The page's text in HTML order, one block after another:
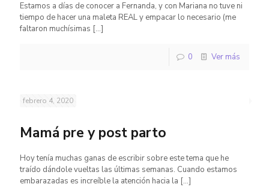
Estamos a días de conocer a Fernanda, y con Mariana no tuve ni
tiempo de hacer una maleta REAL y empacar lo necesario (me
faltaron muchísimas […]
0 Ver más
febrero 4, 2020
Mamá pre y post parto
Hoy tenía muchas ganas de escribir sobre este tema que he
traído dándole vueltas las últimas semanas. Cuando estamos
embarazadas es increíble la atención hacia la […]